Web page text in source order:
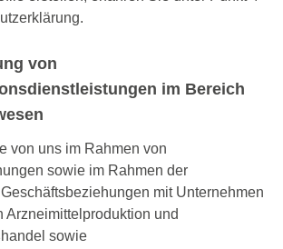
von
im Bereich
von uns im Rahmen von
sowie im Rahmen der
mit Unternehmen
Arzneimittelproduktion und
sowie